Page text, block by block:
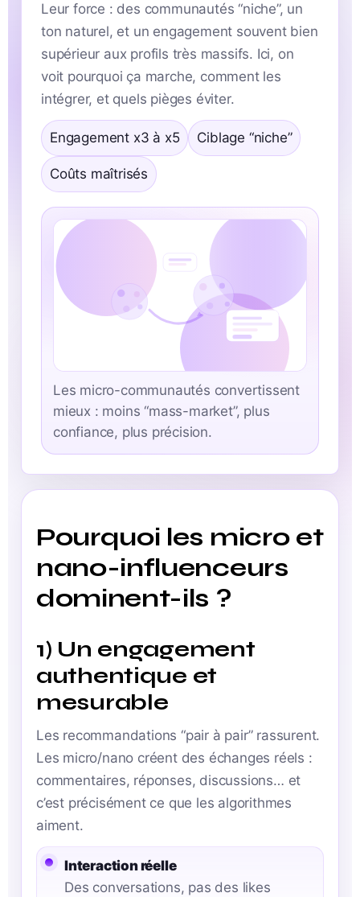
Leur force : des communautés “niche”, un
ton naturel, et un engagement souvent bien
supérieur aux profils très massifs. Ici, on
voit pourquoi ça marche, comment les
intégrer, et quels pièges éviter.
Engagement x3 à x5 Ciblage “niche”
Coûts maîtrisés
Les micro-communautés convertissent
mieux : moins “mass-market”, plus
confiance, plus précision.
Pourquoi les micro et
nano-influenceurs
dominent-ils ?
1) Un engagement
authentique et
mesurable
Les recommandations “pair à pair” rassurent.
Les micro/nano créent des échanges réels :
commentaires, réponses, discussions… et
c’est précisément ce que les algorithmes
aiment.
Interaction réelle
Des conversations, pas des likes